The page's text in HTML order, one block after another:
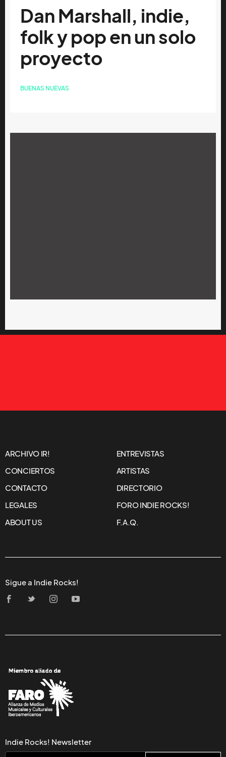
Dan Marshall, indie,
folk y pop en un solo
proyecto
BUENAS NUEVAS
ARCHIVO IR!
ENTREVISTAS
CONCIERTOS
ARTISTAS
CONTACTO
DIRECTORIO
LEGALES
FORO INDIE ROCKS!
ABOUT US
F.A.Q.
Sigue a Indie Rocks!
Indie Rocks! Newsletter